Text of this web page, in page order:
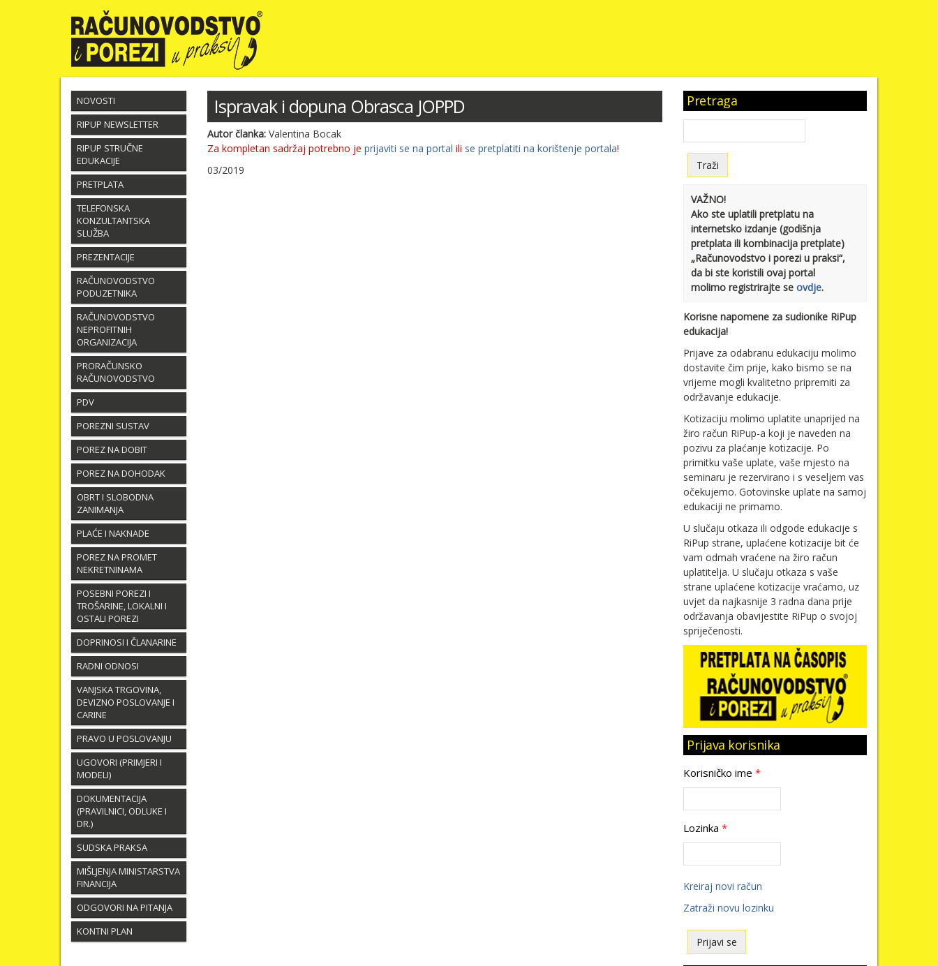
NOVOSTI
RIPUP NEWSLETTER
RIPUP STRUČNE
EDUKACIJE
PRETPLATA
TELEFONSKA
KONZULTANTSKA
SLUŽBA
PREZENTACIJE
RAČUNOVODSTVO
PODUZETNIKA
RAČUNOVODSTVO
NEPROFITNIH
ORGANIZACIJA
PRORAČUNSKO
RAČUNOVODSTVO
PDV
POREZNI SUSTAV
POREZ NA DOBIT
POREZ NA DOHODAK
OBRT I SLOBODNA
ZANIMANJA
PLAĆE I NAKNADE
POREZ NA PROMET
NEKRETNINAMA
POSEBNI POREZI I
TROŠARINE, LOKALNI I
OSTALI POREZI
DOPRINOSI I ČLANARINE
RADNI ODNOSI
VANJSKA TRGOVINA,
DEVIZNO POSLOVANJE I
CARINE
PRAVO U POSLOVANJU
UGOVORI (PRIMJERI I
MODELI)
DOKUMENTACIJA
(PRAVILNICI, ODLUKE I
DR.)
SUDSKA PRAKSA
MIŠLJENJA MINISTARSTVA
FINANCIJA
ODGOVORI NA PITANJA
KONTNI PLAN
Ispravak i dopuna Obrasca JOPPD
Autor članka: Valentina Bocak
Za kompletan sadržaj potrebno je prijaviti se na portal ili se pretplatiti na korištenje portala!
03/2019
Pretraga
VAŽNO!
Ako ste uplatili pretplatu na
internetsko izdanje (godišnja
pretplata ili kombinacija pretplate)
„Računovodstvo i porezi u praksi“,
da bi ste koristili ovaj portal
molimo registrirajte seovdje.
Korisne napomene za sudionike RiPup
edukacija!
Prijave za odabranu edukaciju molimo
dostavite čim prije, kako bismo se na
vrijeme mogli kvalitetno pripremiti za
održavanje edukacije.
Kotizaciju molimo uplatite unaprijed na
žiro račun RiPup-a koji je naveden na
pozivu za plaćanje kotizacije. Po
primitku vaše uplate, vaše mjesto na
seminaru je rezervirano i s veseljem vas
očekujemo. Gotovinske uplate na samoj
edukaciji ne primamo.
U slučaju otkaza ili odgode edukacije s
RiPup strane, uplaćene kotizacije bit će
vam odmah vraćene na žiro račun
uplatitelja. U slučaju otkaza s vaše
strane uplaćene kotizacije vraćamo, uz
uvjet da najkasnije 3 radna dana prije
održavanja obavijestite RiPup o svojoj
spriječenosti.
Prijava korisnika
Korisničko ime*
Lozinka*
Kreiraj novi račun
Zatraži novu lozinku